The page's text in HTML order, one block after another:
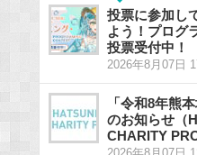
投票に参加し
よう！プログ
投票受付中！
2026年8月07日
「令和8年熊
のお知らせ（
CHARITY